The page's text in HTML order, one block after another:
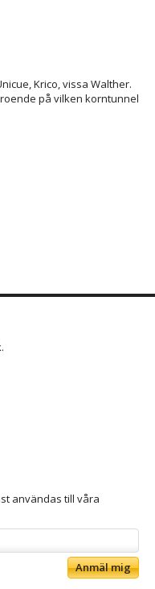
Krico, vissa Walther.
på vilken korntunnel
användas till våra
Anmäl mig